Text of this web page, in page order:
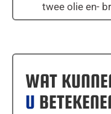
twee olie en-
WAT
U